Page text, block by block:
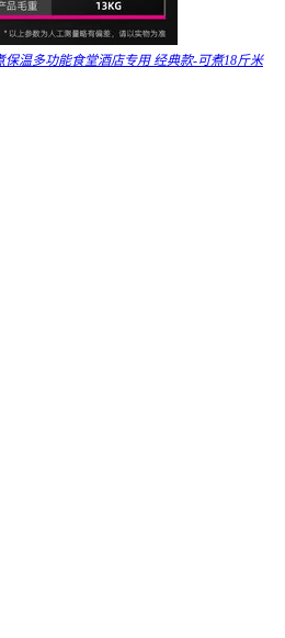
温多功能食堂酒店专用 经典款-可煮18斤米